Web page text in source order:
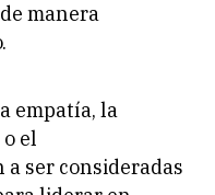
manera
empatía, la
el
ser consideradas